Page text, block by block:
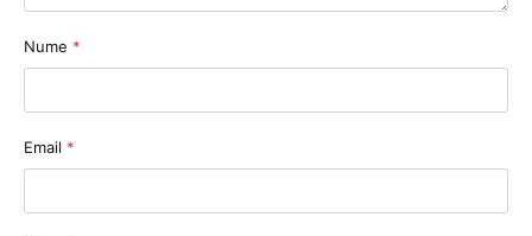
Nume *
Email *